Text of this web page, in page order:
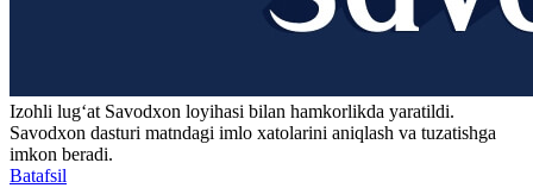
Izohli lugʻat Savodxon loyihasi bilan hamkorlikda yaratildi.
Savodxon dasturi matndagi imlo xatolarini aniqlash va tuzatishga
imkon beradi.
Batafsil